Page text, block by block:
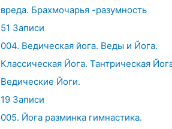
вреда. Брахмочарья -разумность
51 Записи
004. Ведическая йога. Веды и Йога.
Классическая Йога. Тантрическая
Ведические Йоги.
19 Записи
005. Йога разминка гимнастика.